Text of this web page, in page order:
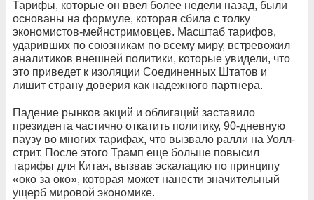
Тарифы, которые он ввел более недели назад, были
основаны на формуле, которая сбила с толку
экономистов-мейнстримовцев. Масштаб тарифов,
ударивших по союзникам по всему миру, встревожил
аналитиков внешней политики, которые увидели, что
это приведет к изоляции Соединенных Штатов и
лишит страну доверия как надежного партнера.
Падение рынков акций и облигаций заставило
президента частично откатить политику, 90-дневную
паузу во многих тарифах, что вызвало ралли на Уолл-
стрит. После этого Трамп еще больше повысил
тарифы для Китая, вызвав эскалацию по принципу
«око за око», которая может нанести значительный
ущерб мировой экономике.